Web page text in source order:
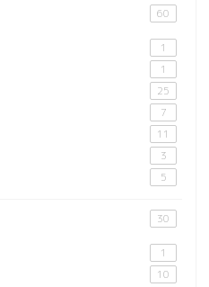
60
1
1
25
7
11
3
5
30
1
10